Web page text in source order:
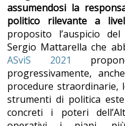
assumendosi la
politico rilevante a
proposito l’auspicio
Sergio Mattarella che
ASviS 2021
progressivamente,
procedure straordinarie,
strumenti di politica
concreti i poteri